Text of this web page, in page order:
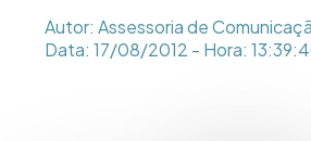
Autor: Assessoria de
Data: 17/08/2012 - Hora: